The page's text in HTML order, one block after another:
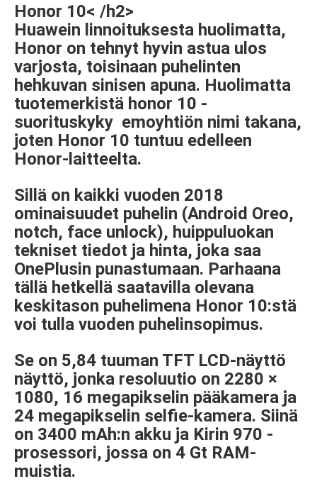
Honor 10< /h2>
Huawein linnoituksesta huolimatta,
Honor on tehnyt hyvin astua ulos
varjosta, toisinaan puhelinten
hehkuvan sinisen apuna. Huolimatta
tuotemerkistä honor 10 -
suorituskyky emoyhtiön nimi takana,
joten Honor 10 tuntuu edelleen
Honor-laitteelta.
Sillä on kaikki vuoden 2018
ominaisuudet puhelin (Android Oreo,
notch, face unlock), huippuluokan
tekniset tiedot ja hinta, joka saa
OnePlusin punastumaan. Parhaana
tällä hetkellä saatavilla olevana
keskitason puhelimena Honor 10:stä
voi tulla vuoden puhelinsopimus.
Se on 5,84 tuuman TFT LCD-näyttö
näyttö, jonka resoluutio on 2280 ×
1080, 16 megapikselin pääkamera ja
24 megapikselin selfie-kamera. Siinä
on 3400 mAh:n akku ja Kirin 970 -
prosessori, jossa on 4 Gt RAM-
muistia.